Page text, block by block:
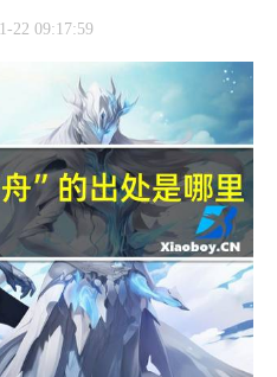
22 09:17:59